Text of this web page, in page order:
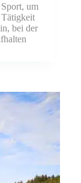
um
Tätigkeit
bei der